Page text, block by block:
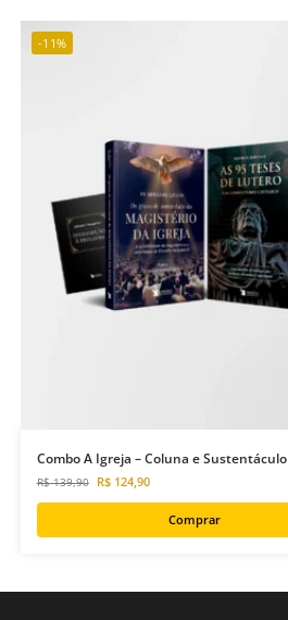
-11%
Combo A Igreja – Coluna e Sustentáculo
R$139,90 R$124,90
Comprar